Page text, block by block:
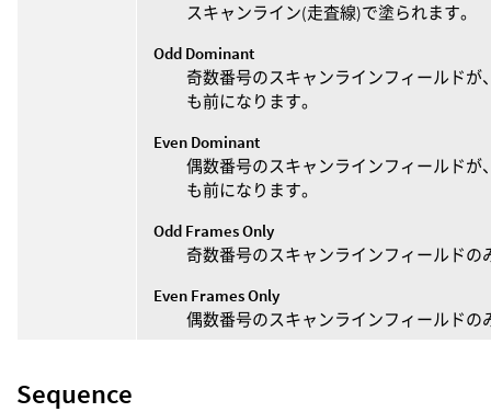
スキャンライン(走査線)で塗られます。
Odd Dominant
奇数番号のスキャンラインフィールド
も前になります。
Even Dominant
偶数番号のスキャンラインフィールド
も前になります。
Odd Frames Only
奇数番号のスキャンラインフィールドの
Even Frames Only
偶数番号のスキャンラインフィールドの
Sequence